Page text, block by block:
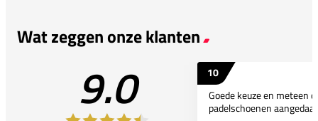
Wat zeggen onze klanten
9.0
10
Goede keuze en meteen
padelschoenen